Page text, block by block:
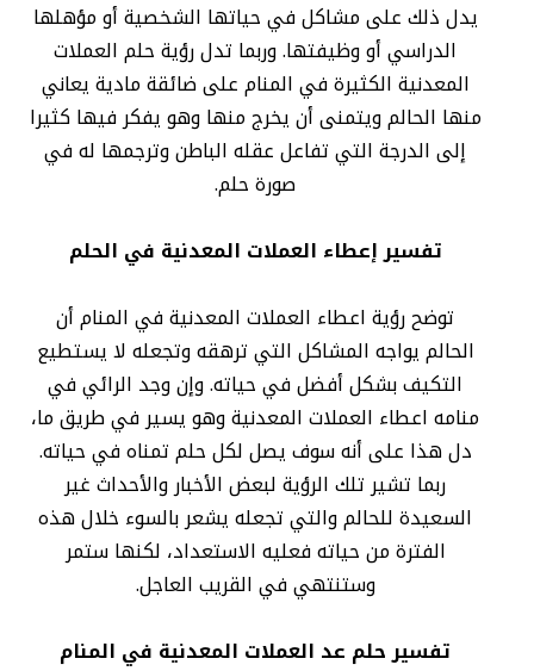
يدل ذلك على مشاكل في حياتها الشخصية أو مؤهلها
الدراسي أو وظيفتها. وربما تدل رؤية حلم العملات
المعدنية الكثيرة في المنام على ضائقة مادية يعاني
منها الحالم ويتمنى أن يخرج منها وهو يفكر فيها كثيرا
إلى الدرجة التي تفاعل عقله الباطن وترجمها له في
صورة حلم.
تفسير إعطاء العملات المعدنية في الحلم
توضح رؤية اعطاء العملات المعدنية في المنام أن
الحالم يواجه المشاكل التي ترهقه وتجعله لا يستطيع
التكيف بشكل أفضل في حياته. وإن وجد الرائي في
منامه اعطاء العملات المعدنية وهو يسير في طريق ما،
دل هذا على أنه سوف يصل لكل حلم تمناه في حياته.
ربما تشير تلك الرؤية لبعض الأخبار والأحداث غير
السعيدة للحالم والتي تجعله يشعر بالسوء خلال هذه
الفترة من حياته فعليه الاستعداد، لكنها ستمر
وستنتهي في القريب العاجل.
تفسير حلم عد العملات المعدنية في المنام